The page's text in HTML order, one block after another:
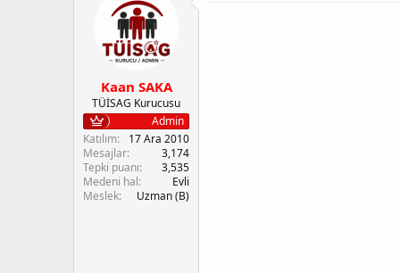
l
a
t
a
n
g
ç
t
a
r
i
h
Kaan SAKA
TÜİSAG Kurucusu
Admin
Katılım
17 Ara 2010
Mesajlar
3,174
Tepki puanı
3,535
Medeni hal
Evli
Meslek
Uzman (B)